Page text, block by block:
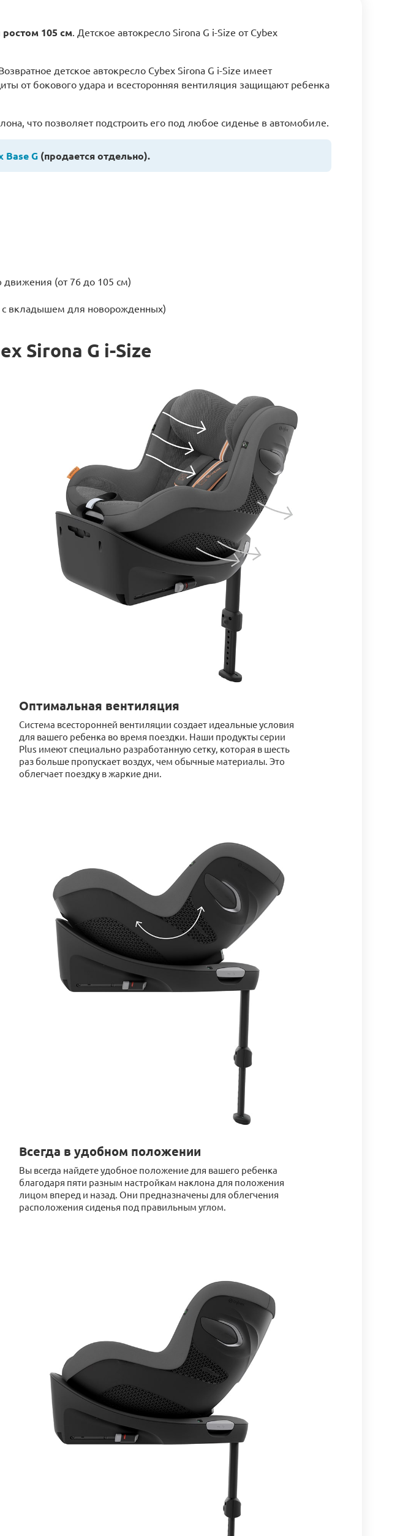
ростом 105 см. Детское автокресло Sirona G i-Size от Cybex
детское автокресло Cybex Sirona G i-Size имеет
от бокового удара и всесторонняя вентиляция защищают ребенка
что позволяет подстроить его под любое сиденье в автомобиле.
Base G (продается отдельно).
движения (от 76 до 105 см)
с вкладышем для новорожденных)
Sirona G i-Size
Оптимальная вентиляция
Система всесторонней вентиляции создает идеальные условия
для вашего ребенка во время поездки. Наши продукты серии
Plus имеют специально разработанную сетку, которая в шесть
раз больше пропускает воздух, чем обычные материалы. Это
облегчает поездку в жаркие дни.
Всегда в удобном положении
Вы всегда найдете удобное положение для вашего ребенка
благодаря пяти разным настройкам наклона для положения
лицом вперед и назад. Они предназначены для облегчения
расположения сиденья под правильным углом.